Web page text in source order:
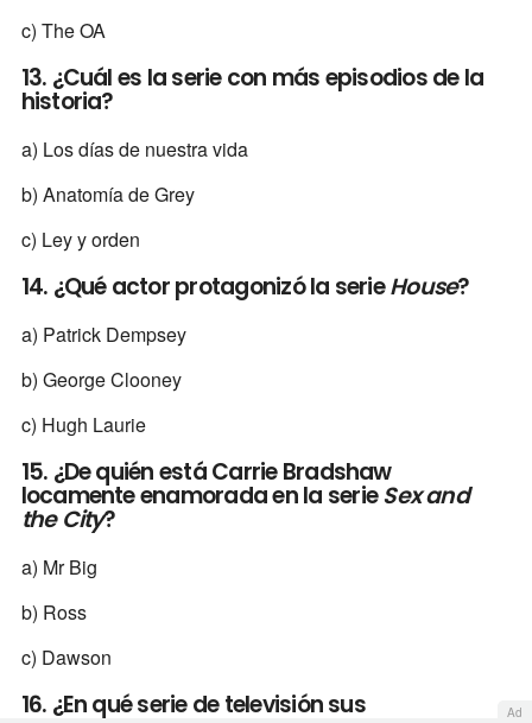
c) The OA
13. ¿Cuál es la serie con más episodios de la
historia?
a) Los días de nuestra vida
b) Anatomía de Grey
c) Ley y orden
14. ¿Qué actor protagonizó la serieHouse?
a) Patrick Dempsey
b) George Clooney
c) Hugh Laurie
15. ¿De quién está Carrie Bradshaw
locamente enamorada en la serieSex and
the City?
a) Mr Big
b) Ross
c) Dawson
16. ¿En qué serie de televisión sus Ad